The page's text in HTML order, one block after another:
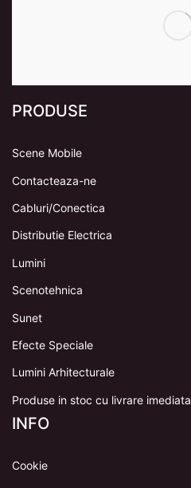
PRODUSE
Scene Mobile
Contacteaza-ne
Cabluri/Conectica
Distributie Electrica
Lumini
Scenotehnica
Sunet
Efecte Speciale
Lumini Arhitecturale
Produse in stoc cu livrare imediata
INFO
Cookie